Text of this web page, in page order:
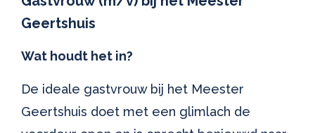
Contact
Geertshuis
Wat houdt het in?
De ideale gastvrouw bij het Meester
Geertshuis doet met een glimlach de